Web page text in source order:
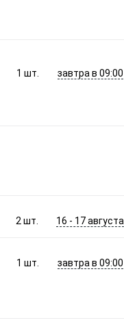
1шт. завтра в 09:00
2 шт. 16 - 17 августа
1шт. завтра в 09:00